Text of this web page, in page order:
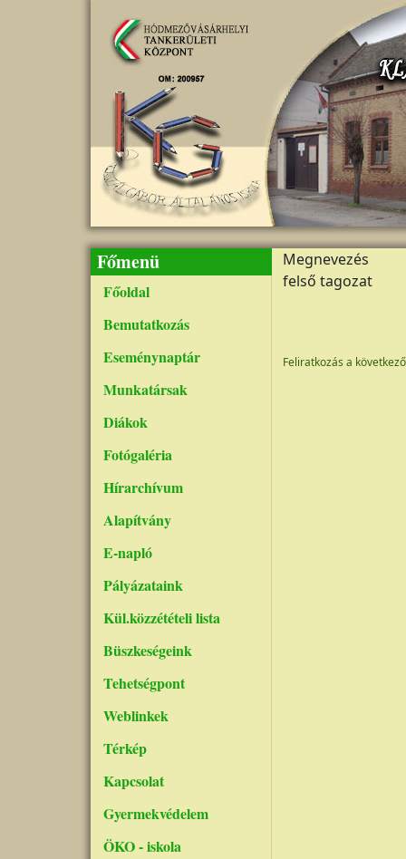
Főmenü
Főoldal
Bemutatkozás
Eseménynaptár
Munkatársak
Diákok
Fotógaléria
Hírarchívum
Alapítvány
E-napló
Pályázataink
Kül.közzétételi lista
Büszkeségeink
Tehetségpont
Weblinkek
Térkép
Kapcsolat
Gyermekvédelem
ÖKO - iskola
Megnevezés
felső tagozat
Feliratkozás a